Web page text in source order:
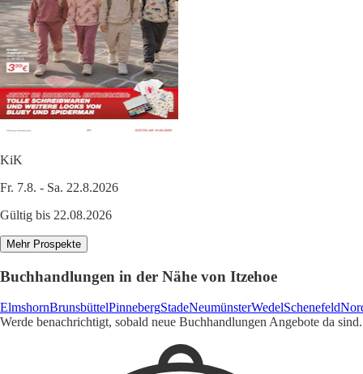
KiK
Fr. 7.8. - Sa. 22.8.2026
Gültig bis 22.08.2026
Mehr Prospekte
Buchhandlungen in der Nähe von Itzehoe
ElmshornBrunsbüttelPinnebergStadeNeumünsterWedelSchenefeld
Werde benachrichtigt, sobald neue Buchhandlungen Angebote da sind.